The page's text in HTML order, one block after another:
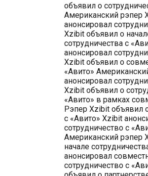
объявил о
Американский рэпер
анонсировал
Xzibit объявил о
сотрудничества с
анонсировал
Xzibit объявил о
«Авито»
анонсировал
Xzibit объявил о
«Авито» в рамках
Рэпер Xzibit объявил
с «Авито» Xzibit
сотрудничество с
Американский рэпер
начале
анонсировал
сотрудничество с